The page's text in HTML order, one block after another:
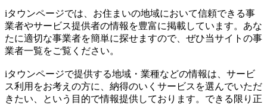
iタウンページでは、お住まいの地域において信頼できる事
業者やサービス提供者の情報を豊富に掲載しています。あな
たに適切な事業者を簡単に探せますので、ぜひ当サイトの事
業者一覧をご覧ください。
iタウンページで提供する地域・業種などの情報は、サービ
ス利用をお考えの方に、納得のいくサービスを選んでいただ
きたい、という目的で情報提供しております。できる限り正